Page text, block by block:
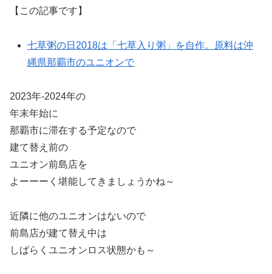
【この記事です】
七草粥の日2018は「七草入り粥」を自作。原料は沖
縄県那覇市のユニオンで
2023年-2024年の
年末年始に
那覇市に滞在する予定なので
建て替え前の
ユニオン前島店を
よーーーく堪能してきましょうかね～
近隣に他のユニオンはないので
前島店が建て替え中は
しばらくユニオンロス状態かも～